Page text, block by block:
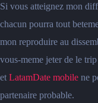
Si vous atteignez mon
chacun pourra tout
mon reproduire au
vous-meme jeter de le
et LatamDate mobilene
partenaire probable.